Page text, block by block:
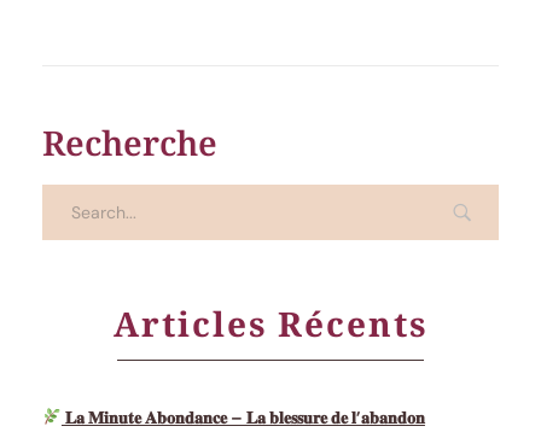
Recherche
Articles Récents
𝐋𝐚 𝐌𝐢𝐧𝐮𝐭𝐞 𝐀𝐛𝐨𝐧𝐝𝐚𝐧𝐜𝐞 – 𝐋𝐚 𝐛𝐥𝐞𝐬𝐬𝐮𝐫𝐞 𝐝𝐞 𝐥’𝐚𝐛𝐚𝐧𝐝𝐨𝐧